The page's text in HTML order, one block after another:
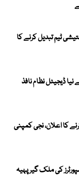
ٹیم تبدیل کرنے کا
نیا ڈیجیٹل نظام نافذ
بند کرنے کا اعلان، نجی کمپنی
کی ملک گیر پہیہ